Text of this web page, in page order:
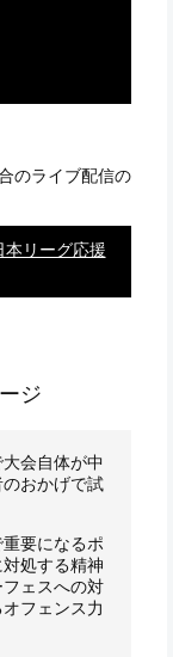
のライブ配信の
本リーグ応援
ジ
会自体が中
おかげで試
要になるポ
処する精神
ェスへの対
フェンス力